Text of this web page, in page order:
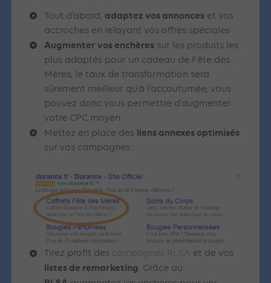
Tout d’abord, adaptez vos annonces et vos
accroches en relayant vos offres spéciales
Augmenter vos enchères sur les produits les
plus adaptés pour un cadeau de Fête des
Mères, le taux de transformation sera
sûrement meilleur qu’à l’accoutumée, vous
pouvez donc vous permettre d’augmenter
votre CPC moyen.
Mettez en place des liens annexes optimisés
sur vos campagnes :
Tirez profit des campagnes RLSA et de vos
listes de remarketing. Grâce au